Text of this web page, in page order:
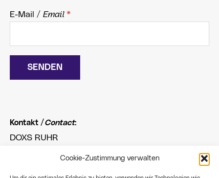
Cookie-Zustimmung verwalten
E-Mail / Email *
Kontakt /Contact:
DOXS RUHR